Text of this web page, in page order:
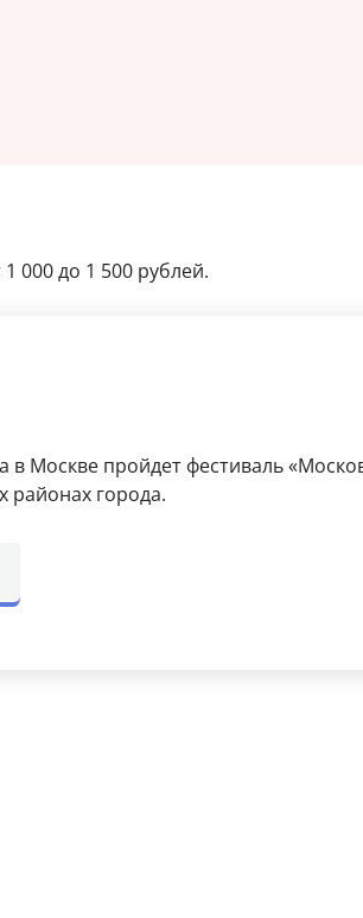
000 до 1 500 рублей.
в Москве пройдет фестиваль
районах города.